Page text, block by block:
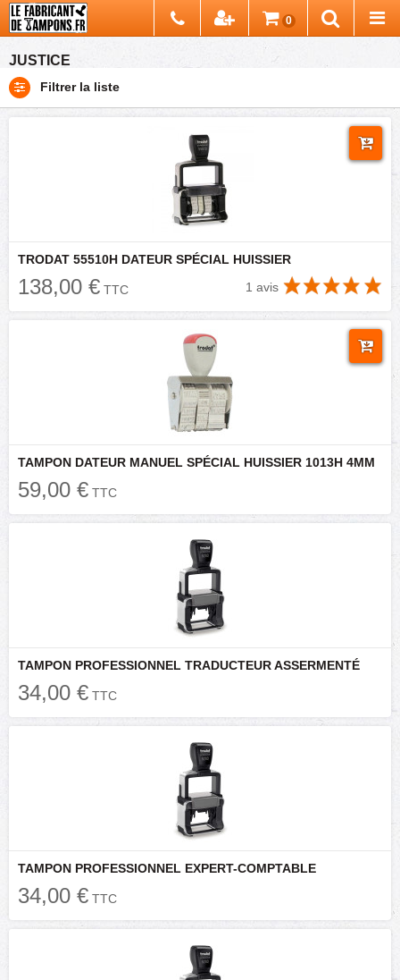
JUSTICE
Filtrer la liste
TRODAT 55510H DATEUR SPÉCIAL HUISSIER
138,00 € TTC 1 avis
TAMPON DATEUR MANUEL SPÉCIAL HUISSIER 1013H 4MM
59,00 € TTC
TAMPON PROFESSIONNEL TRADUCTEUR ASSERMENTÉ
34,00 € TTC
TAMPON PROFESSIONNEL EXPERT-COMPTABLE
34,00 € TTC
0
Chercher